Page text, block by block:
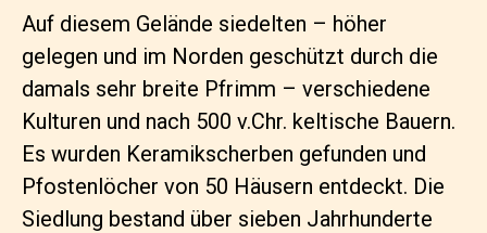
Auf diesem Gelände siedelten – höher
gelegen und im Norden geschützt durch die
damals sehr breite Pfrimm – verschiedene
Kulturen und nach 500 v.Chr. keltische Bauern.
Es wurden Keramikscherben gefunden und
Pfostenlöcher von 50 Häusern entdeckt. Die
Siedlung bestand über sieben Jahrhunderte